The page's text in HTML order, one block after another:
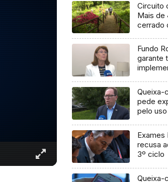
Circuito
Mais de
cerrado
Fundo
garante
Queixa-
pede
pelo
Exames
recusa
3º ciclo
Queixa-